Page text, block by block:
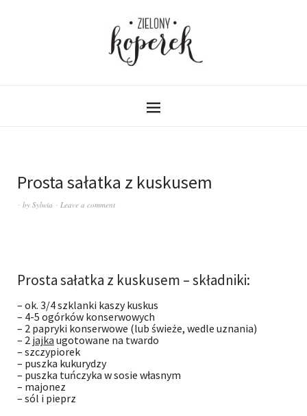
Prosta sałatka z kuskusem
by Sylwia Leave a comment
Prosta sałatka z kuskusem – składniki:
– ok. 3/4 szklanki kaszy kuskus
– 4-5 ogórków konserwowych
– 2 papryki konserwowe (lub świeże, wedle uznania)
– 2 jajka ugotowane na twardo
– szczypiorek
– puszka kukurydzy
– puszka tuńczyka w sosie własnym
– majonez
– sól i pieprz